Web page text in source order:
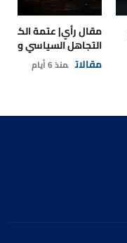
مقال رأي| عتمة
التجاهل السياسي
مقالات منذ 6 أيام